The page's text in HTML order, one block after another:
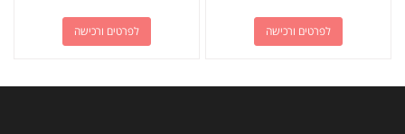
לפרטים ורכישה לפרטים ורכישה